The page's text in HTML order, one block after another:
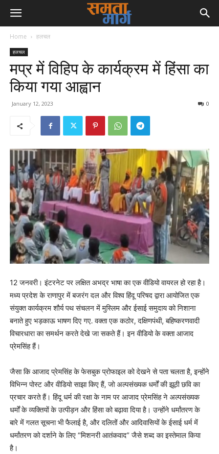
Home हलचल
हलचल
मप्र में विहिप के कार्यक्रम में हिंसा का
किया गया आह्वान
January 12, 2023 0
12 जनवरी। इंटरनेट पर लक्षित अभद्र भाषा का एक वीडियो वायरल हो रहा है।
मध्य प्रदेश के राणापुर में बजरंग दल और विश्व हिंदू परिषद द्वारा आयोजित एक
संयुक्त कार्यक्रम शौर्य पथ संचलन में मुस्लिम और ईसाई समुदाय को निशाना
बनाते हुए भड़काऊ भाषण दिए गए. वक्ता एक कठोर, दक्षिणपंथी, बहिष्करणवादी
विचारधारा का समर्थन करते देखे जा सकते हैं। इन वीडियो के वक्ता आजाद
प्रेमसिंह हैं।
जैसा कि आजाद प्रेमसिंह के फेसबुक प्रोफाइल को देखने से पता चलता है, इन्होंने
विभिन्न पोस्ट और वीडियो साझा किए हैं, जो अल्पसंख्यक धर्मों की झूठी छवि का
प्रचार करते हैं। हिंदू धर्म की रक्षा के नाम पर आजाद प्रेमसिंह ने अल्पसंख्यक
धर्मों के व्यक्तियों के उत्पीड़न और हिंसा को बढ़ावा दिया है। उन्होंने धर्मांतरण के
बारे में गलत सूचना भी फैलाई है, और दलितों और आदिवासियों के ईसाई धर्म में
धर्मांतरण को दर्शाने के लिए “मिशनरी आतंकवाद” जैसे शब्द का इस्तेमाल किया
है।